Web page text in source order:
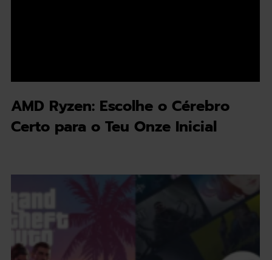
AMD Ryzen: Escolhe o Cérebro
Certo para o Teu Onze Inicial